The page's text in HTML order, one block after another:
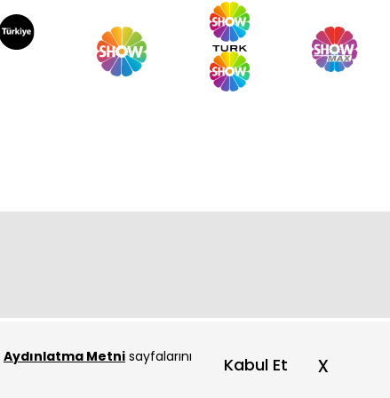
Aydınlatma Metni sayfalarını
Kabul Et x